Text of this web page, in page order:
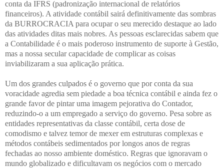
conta da IFRS (padronização internacional de relatórios
financeiros). A atividade contábil sairá definitivamente das sombras
da BURROCRACIA para ocupar o seu merecido destaque ao lado
das atividades ditas mais nobres. As pessoas esclarecidas sabem que
a Contabilidade é o mais poderoso instrumento de suporte à Gestão,
mas a nossa secular capacidade de complicar as coisas
inviabilizaram a sua aplicação prática.
Um dos grandes culpados é o governo que por conta da sua
voracidade agredia sem piedade a boa técnica contábil e ainda fez o
grande favor de pintar uma imagem pejorativa do Contador,
reduzindo-o a um empregado a serviço do governo. Pesa sobre as
entidades representativas da classe contábil, certa dose de
comodismo e talvez temor de mexer em estruturas complexas e
métodos contábeis sedimentados por longos anos de regras
fechadas ao nosso ambiente doméstico. Regras que ignoravam o
mundo globalizado e dificultavam os negócios com o mercado